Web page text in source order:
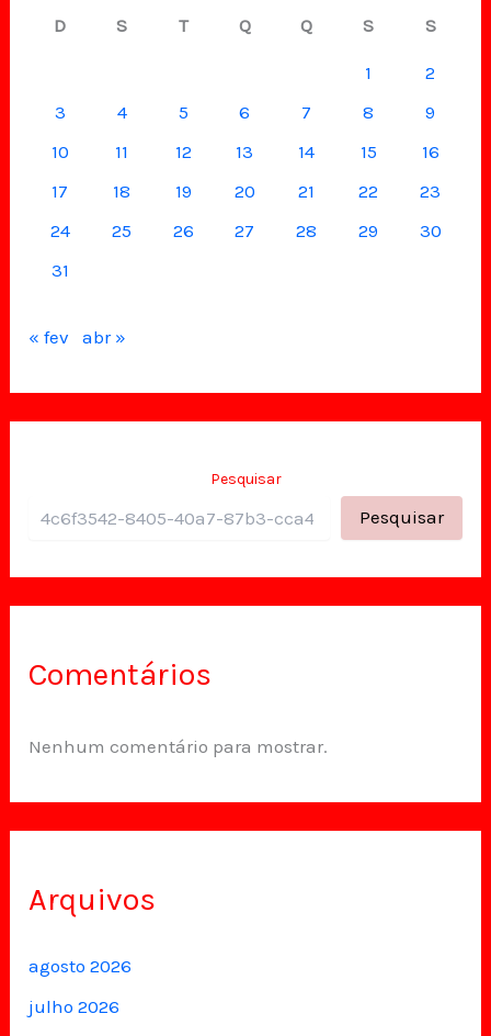
D S T Q Q S S
1
2
3
4 5 6 7 8
9
10
11 12 13 14 15
16
17
18 19 20 21 22
23
24
25 26 27 28 29
30
31
« fev abr »
Pesquisar
Pesquisar
Comentários
Nenhum comentário para mostrar.
Arquivos
agosto 2026
julho 2026